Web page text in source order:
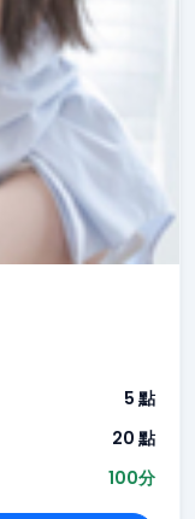
5 點
20 點
100分